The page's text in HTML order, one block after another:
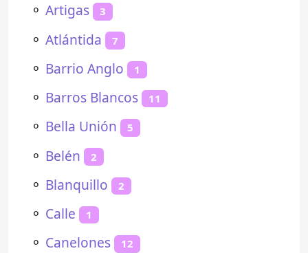
⚬ Artigas 3
⚬ Atlántida 7
⚬ Barrio Anglo 1
⚬ Barros Blancos 11
⚬ Bella Unión 5
⚬ Belén 2
⚬ Blanquillo 2
⚬ Calle 1
⚬ Canelones 12